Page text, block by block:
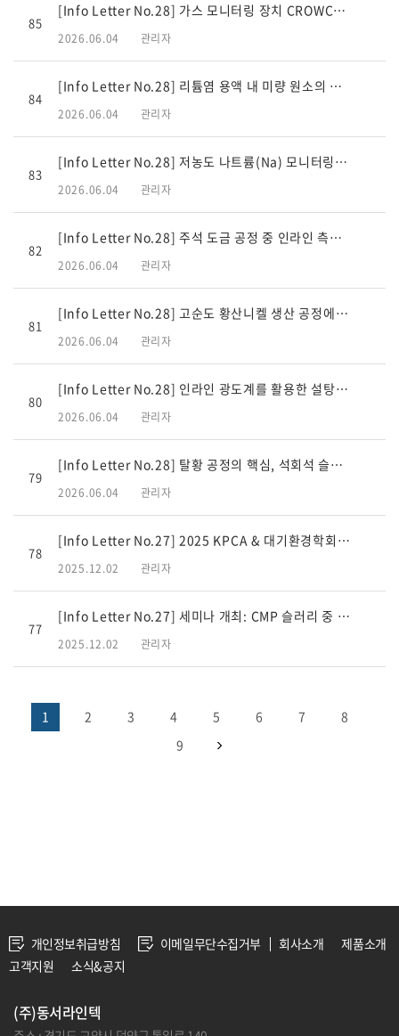
85
[Info Letter No.28] 가스 모니터링 장치 CROWCON 소개
2026.06.04 관리자
84
[Info Letter No.28] 리튬염 용액 내 미량 원소의 온라인 분석 기술
2026.06.04 관리자
83
[Info Letter No.28] 저농도 나트륨(Na) 모니터링 솔루션
2026.06.04 관리자
82
[Info Letter No.28] 주석 도금 공정 중 인라인 측정 파라미터 소개
2026.06.04 관리자
81
[Info Letter No.28] 고순도 황산니켈 생산 공정에서의 Ni 농도 분석
2026.06.04 관리자
80
[Info Letter No.28] 인라인 광도계를 활용한 설탕 정제 공정 품질관리
2026.06.04 관리자
79
[Info Letter No.28] 탈황 공정의 핵심, 석회석 슬러리 밀도 관리의 중요성
2026.06.04 관리자
78
[Info Letter No.27] 2025 KPCA & 대기환경학회 참가
2025.12.02 관리자
77
[Info Letter No.27] 세미나 개최: CMP 슬러리 중 과산화수소 분석
2025.12.02 관리자
1 2 3 4 5 6 7
8
9
개인정보취급방침 이메일무단수집거부 회사소개
제품소개
고객지원
소식&공지
(주)동서라인텍